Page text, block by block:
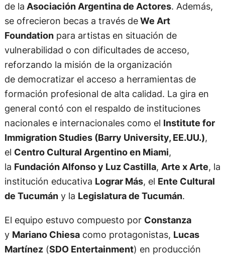
de la Asociación Argentina de Actores. Además,
se ofrecieron becas a través deWe Art
Foundationpara artistas en situación de
vulnerabilidad o con dificultades de acceso,
reforzando la misión de la organización
de democratizar el acceso a herramientas de
formación profesional de alta calidad. La gira en
general contó con el respaldo de instituciones
nacionales e internacionales como el Institute for
Immigration Studies (Barry University, EE.UU.),
el Centro Cultural Argentino en Miami,
la Fundación Alfonso y Luz Castilla, Arte x Arte, la
institución educativa Lograr Más, el Ente Cultural
de Tucumány la Legislatura de Tucumán.
El equipo estuvo compuesto por Constanza
y Mariano Chiesacomo protagonistas, Lucas
Martínez(SDO Entertainment) en producción